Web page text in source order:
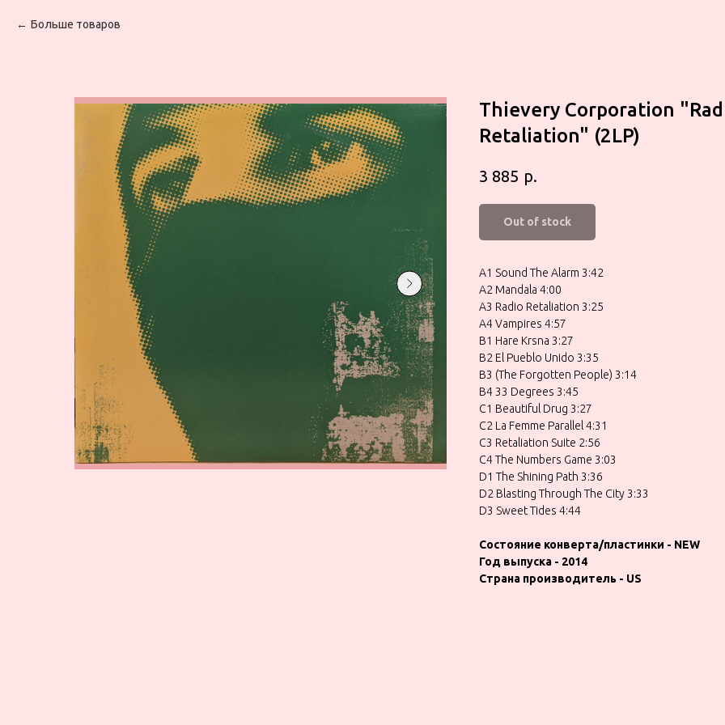
Больше товаров
Thievery Corporation
Retaliation" (2LP)
3 885 р.
Out of stock
A1 Sound The Alarm 3:42
A2 Mandala 4:00
A3 Radio Retaliation 3:25
A4 Vampires 4:57
B1 Hare Krsna 3:27
B2 El Pueblo Unido 3:35
B3 (The Forgotten People) 3:14
B4 33 Degrees 3:45
C1 Beautiful Drug 3:27
C2 La Femme Parallel 4:31
C3 Retaliation Suite 2:56
C4 The Numbers Game 3:03
D1 The Shining Path 3:36
D2 Blasting Through The City 3:33
D3 Sweet Tides 4:44
Состояние конверта/пластинки - NEW
Год выпуска - 2014
Страна производитель - US